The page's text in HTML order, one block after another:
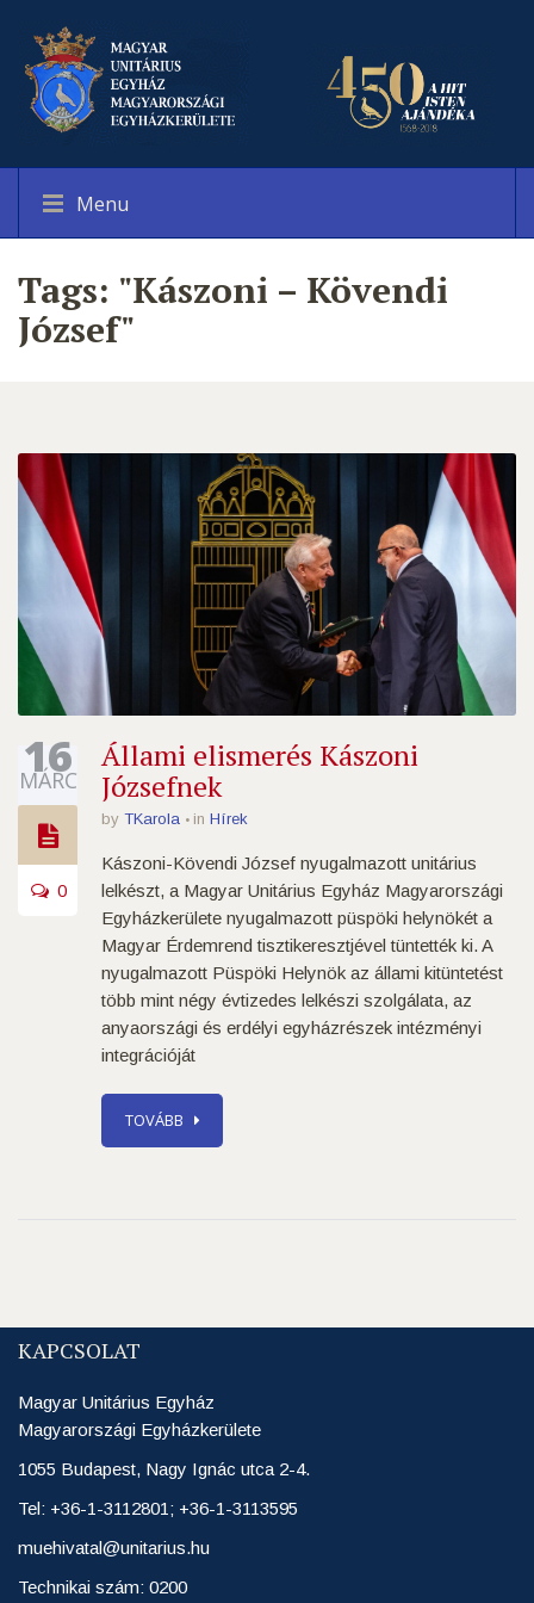
Menu
Tags: "Kászoni – Kövendi
József"
16
MÁRC
0
Állami elismerés Kászoni
Józsefnek
by TKarola in Hírek
Kászoni-Kövendi József nyugalmazott unitárius
lelkészt, a Magyar Unitárius Egyház Magyarországi
Egyházkerülete nyugalmazott püspöki helynökét a
Magyar Érdemrend tisztikeresztjével tüntették ki. A
nyugalmazott Püspöki Helynök az állami kitüntetést
több mint négy évtizedes lelkészi szolgálata, az
anyaországi és erdélyi egyházrészek intézményi
integrációját
TOVÁBB
KAPCSOLAT
Magyar Unitárius Egyház
Magyarországi Egyházkerülete
1055 Budapest, Nagy Ignác utca 2-4.
Tel: +36-1-3112801; +36-1-3113595
muehivatal@unitarius.hu
Technikai szám: 0200